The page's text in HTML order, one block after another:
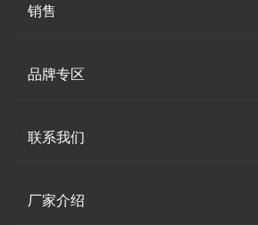
销售
品牌专区
联系我们
厂家介绍